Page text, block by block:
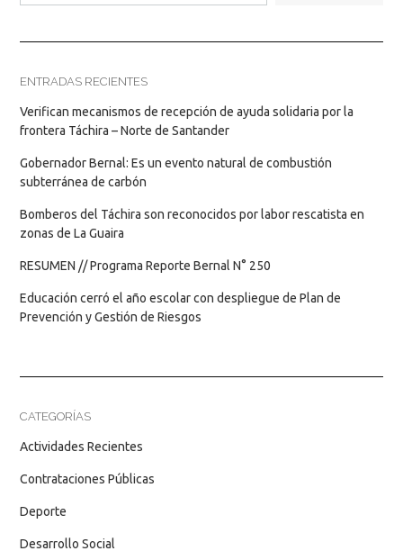
ENTRADAS RECIENTES
Verifican mecanismos de recepción de ayuda solidaria por la
frontera Táchira – Norte de Santander
Gobernador Bernal: Es un evento natural de combustión
subterránea de carbón
Bomberos del Táchira son reconocidos por labor rescatista en
zonas de La Guaira
RESUMEN // Programa Reporte Bernal N° 250
Educación cerró el año escolar con despliegue de Plan de
Prevención y Gestión de Riesgos
CATEGORÍAS
Actividades Recientes
Contrataciones Públicas
Deporte
Desarrollo Social